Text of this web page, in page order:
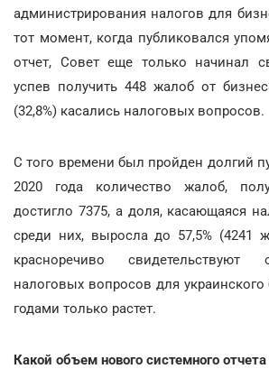
администрирования налогов для
тот момент, когда публиковался
отчет, Совет еще только начинал
успев получить 448 жалоб от
(32,8%) касались налоговых вопросов.
С того времени был пройден долгий
2020 года количество жалоб,
достигло 7375, а доля, касающаяся
среди них, выросла до 57,5% (4241
красноречиво свидетельствуют
налоговых вопросов для украинского
годами только растет.
Какой объем нового системного